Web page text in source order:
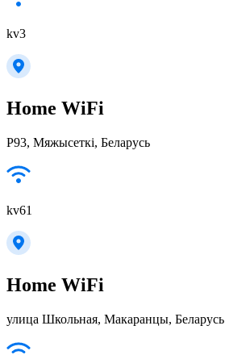
kv3
Home WiFi
Р93, Мяжысеткі, Беларусь
kv61
Home WiFi
улица Школьная, Макаранцы, Беларусь